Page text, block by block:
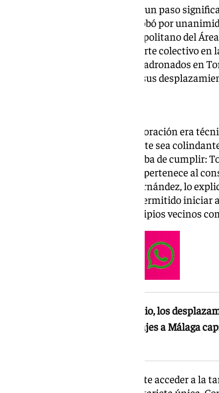
El municipio de Torrox ha dado un paso
El pleno ordinario de mayo aprobó por
Consorcio de Transporte Metropolitano del
público que coordina el transporte colectivo en
visto bueno, los residentes empadronados en
descuentos de hasta el 80% en sus
Hasta hace unos días, la incorporación era
exige que el municipio solicitante sea
consorcio. Esa condición se acaba de cumplir:
localidad de Lagos, que a su vez pertenece al
portavoz del PP, José Manuel Fernández, lo
esa ventana legal es lo que ha permitido iniciar
está ocurriendo en otros municipios vecinos
Con la tarjeta única del consorcio, los
reducirse hasta un 80% y los viajes a Málaga
La adhesión al consorcio permite acceder a la